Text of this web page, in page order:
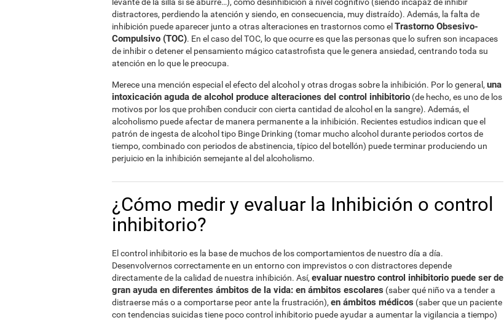
distractores, perdiendo la atención y siendo, en consecuencia, muy distraído). Además, la falta de
inhibición puede aparecer junto a otras alteraciones en trastornos como el Trastorno Obsesivo-
Compulsivo (TOC). En el caso del TOC, lo que ocurre es que las personas que lo sufren son incapaces
de inhibir o detener el pensamiento mágico catastrofista que le genera ansiedad, centrando toda su
atención en lo que le preocupa.
Merece una mención especial el efecto del alcohol y otras drogas sobre la inhibición. Por lo general, una
intoxicación aguda de alcohol produce alteraciones del control inhibitorio (de hecho, es uno de los
motivos por los que prohíben conducir con cierta cantidad de alcohol en la sangre). Además, el
alcoholismo puede afectar de manera permanente a la inhibición. Recientes estudios indican que el
patrón de ingesta de alcohol tipo Binge Drinking (tomar mucho alcohol durante periodos cortos de
tiempo, combinado con periodos de abstinencia, típico del botellón) puede terminar produciendo un
perjuicio en la inhibición semejante al del alcoholismo.
¿Cómo medir y evaluar la Inhibición o control
inhibitorio?
El control inhibitorio es la base de muchos de los comportamientos de nuestro día a día.
Desenvolvernos correctamente en un entorno con imprevistos o con distractores depende
directamente de la calidad de nuestra inhibición. Así, evaluar nuestro control inhibitorio puede ser de
gran ayuda en diferentes ámbitos de la vida: en ámbitos escolares (saber qué niño va a tender a
distraerse más o a comportarse peor ante la frustración), en ámbitos médicos (saber que un paciente
con tendencias suicidas tiene poco control inhibitorio puede ayudar a aumentar la vigilancia a tiempo)